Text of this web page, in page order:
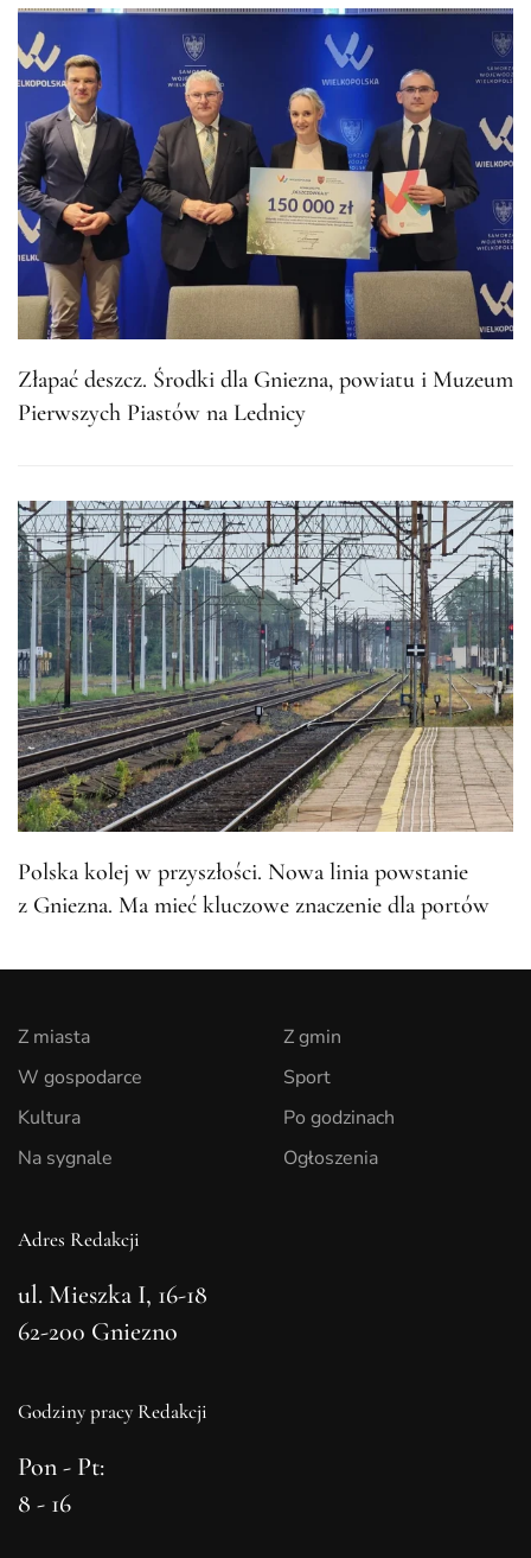
Złapać deszcz. Środki dla Gniezna, powiatu i Muzeum
Pierwszych Piastów na Lednicy
Polska kolej w przyszłości. Nowa linia powstanie
z Gniezna. Ma mieć kluczowe znaczenie dla portów
Z miasta
W gospodarce
Kultura
Na sygnale
Z gmin
Sport
Po godzinach
Ogłoszenia
Adres Redakcji
ul. Mieszka I, 16-18
62-200 Gniezno
Godziny pracy Redakcji
Pon - Pt:
8 - 16